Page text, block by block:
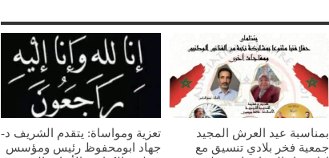
بمناسبة عيد العرش المجيد
جمعية فخر بلادي تنسيق مع
تعزية ومواساة: يتقدم الشريف د-
جهاد ابومحفوظ رئيس ومؤسس